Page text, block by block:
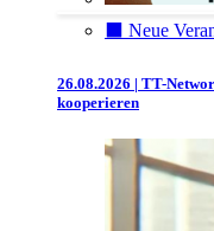
⬛️ Neue
26.08.2026 | TT-
kooperieren